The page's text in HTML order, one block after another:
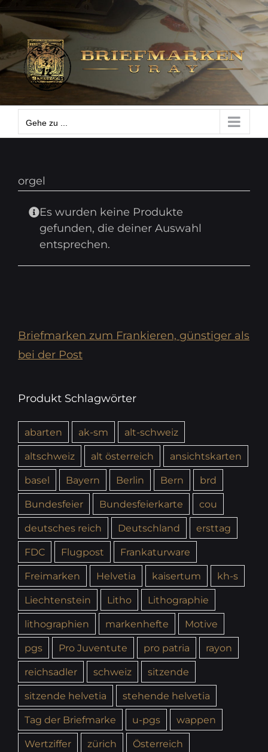
Zum
Inhalt
springen
Gehe zu ...
Gehe zu ...
orgel
Es wurden keine Produkte
gefunden, die deiner Auswahl
entsprechen.
Briefmarken zum Frankieren, günstiger als
bei der Post
Produkt Schlagwörter
abarten ak-sm
alt-schweiz
altschweiz
alt österreich
ansichtskarten
basel
Bayern Berlin Bern
brd
Bundesfeier
Bundesfeierkarte
cou
deutsches reich
Deutschland
ersttag
FDC
Flugpost
Frankaturware
Freimarken
Helvetia kaisertum
kh-s
Liechtenstein
Litho
Lithographie
lithographien
markenhefte
Motive
pgs
Pro Juventute pro patria
rayon
reichsadler
schweiz
sitzende
sitzende helvetia
stehende helvetia
Tag der Briefmarke
u-pgs
wappen
Wertziffer
zürich Österreich